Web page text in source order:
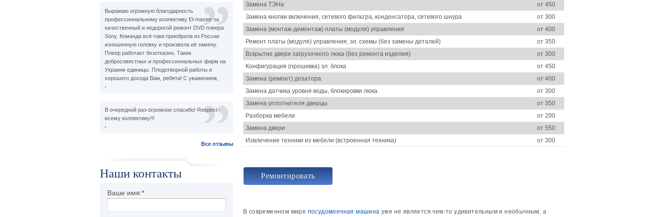
Выражаю огромную благодарность
профессиональному коллективу El-master за
качественный и недорогой ремонт DVD плеера
Sony. Команда всё-таки приобрела из России
изношенную головку и произвела её замену.
Плеер работает безотказно. Таких
добросовестных и профессиональных фирм на
Украине единицы. Плодотворной работы и
хорошего дохода Вам, ребята! С уважением,
.
В очередной раз-огромное спасибо! Respect -
всему коллективу!!!
.
Все отзывы
Наши контакты
Ваше имя:*
Замена ТЭНа
от 450
Замена кнопки включения, сетевого фильтра, конденсатора, сетевого шнура
от 300
Замена (монтаж-демонтаж) платы (модуля) управления
от 400
Ремонт платы (модуля) управления, эл. схемы (без замены деталей)
от 350
Вскрытие двери загрузочного люка (без ремонта изделия)
от 300
Конфигурация (прошивка) эл. блока
от 450
Замена (ремонт) дозатора
от 400
Замена датчика уровня воды, блокировки люка
от 300
Замена уплотнителя дверцы
от 350
Разборка мебели
от 200
Замена двери
от 550
Извлечение техники из мебели (встроенная техника)
от 300
Ремонтировать
В современном мире посудомоечная машина уже не является чем-то удивительным и необычным, а